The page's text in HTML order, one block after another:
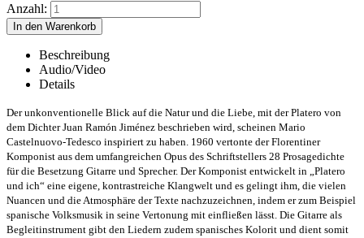
Anzahl:
Beschreibung
Audio/Video
Details
Der unkonventionelle Blick auf die Natur und die Liebe, mit der Platero von
dem Dichter Juan Ramón Jiménez beschrieben wird, scheinen Mario
Castelnuovo-Tedesco inspiriert zu haben. 1960 vertonte der Florentiner
Komponist aus dem umfangreichen Opus des Schriftstellers 28 Prosagedichte
für die Besetzung Gitarre und Sprecher. Der Komponist entwickelt in „Platero
und ich“ eine eigene, kontrastreiche Klangwelt und es gelingt ihm, die vielen
Nuancen und die Atmosphäre der Texte nachzuzeichnen, indem er zum Beispiel
spanische Volksmusik in seine Vertonung mit einfließen lässt. Die Gitarre als
Begleitinstrument gibt den Liedern zudem spanisches Kolorit und dient somit